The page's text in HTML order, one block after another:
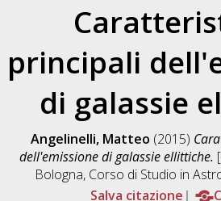
principali
di galassie
Angelinelli, Matteo (2015)
dell'emissione di galassie ellittiche.
Bologna, Corso di Studio in
Salva citazione